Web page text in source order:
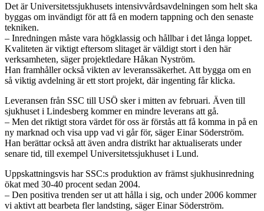
Det är Universitetssjukhusets intensivvårdsavdelningen som helt ska
byggas om invändigt för att få en modern tappning och den senaste
tekniken.
– Inredningen måste vara högklassig och hållbar i det långa loppet.
Kvaliteten är viktigt eftersom slitaget är väldigt stort i den här
verksamheten, säger projektledare Håkan Nyström.
Han framhåller också vikten av leveranssäkerhet. Att bygga om en
så viktig avdelning är ett stort projekt, där ingenting får klicka.
Leveransen från SSC till USÖ sker i mitten av februari. Även till
sjukhuset i Lindesberg kommer en mindre leverans att gå.
– Men det riktigt stora värdet för oss är förstås att få komma in på en
ny marknad och visa upp vad vi går för, säger Einar Söderström.
Han berättar också att även andra distrikt har aktualiserats under
senare tid, till exempel Universitetssjukhuset i Lund.
Uppskattningsvis har SSC:s produktion av främst sjukhusinredning
ökat med 30-40 procent sedan 2004.
– Den positiva trenden ser ut att hålla i sig, och under 2006 kommer
vi aktivt att bearbeta fler landsting, säger Einar Söderström.